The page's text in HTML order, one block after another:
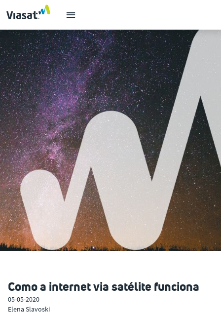
Como a internet via satélite funciona
05-05-2020
Elena Slavoski